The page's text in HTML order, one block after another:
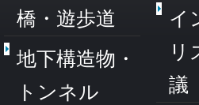
橋・遊歩道
地下構造物・
トンネル
イ
リ
議